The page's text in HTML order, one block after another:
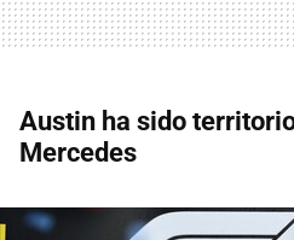
Austin ha sido
Mercedes